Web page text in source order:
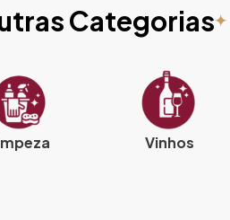
Categorias
Vinhos